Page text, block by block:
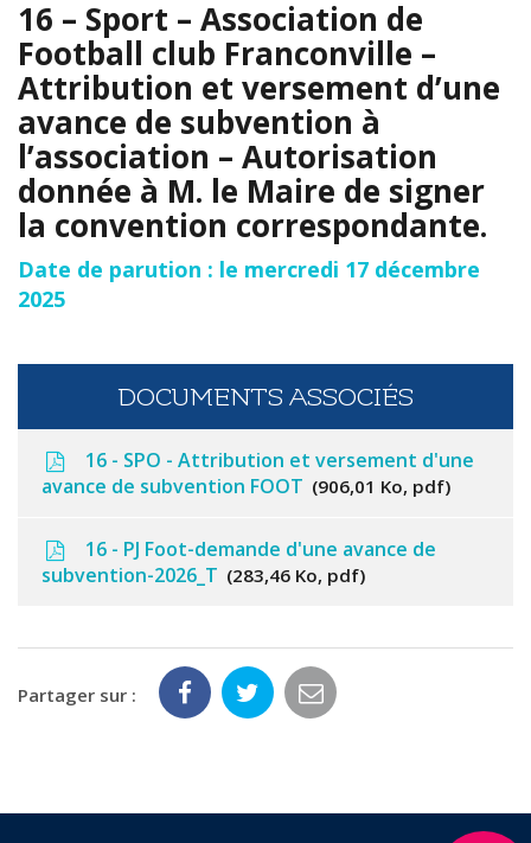
16 – Sport – Association de
Football club Franconville –
Attribution et versement d’une
avance de subvention à
l’association – Autorisation
donnée à M. le Maire de signer
la convention correspondante.
Date de parution : le mercredi 17 décembre
2025
DOCUMENTS ASSOCIÉS
16 - SPO - Attribution et versement d'une
avance de subvention FOOT
906,01 Ko, pdf
16 - PJ Foot-demande d'une avance de
subvention-2026_T
283,46 Ko, pdf
Partager sur :